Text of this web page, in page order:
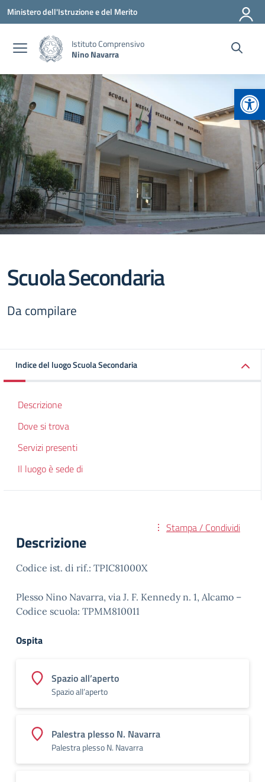
Vai ai contenuti
Vai al menu di navigazione
Vai al footer
Ministero dell'Istruzione e del Merito
Istituto Comprensivo
Nino Navarra
Scuola Secondaria
Da compilare
Indice del luogo Scuola Secondaria
Descrizione
Dove si trova
Servizi presenti
Il luogo è sede di
Stampa / Condividi
Descrizione
Codice ist. di rif.: TPIC81000X
Plesso Nino Navarra, via J. F. Kennedy n. 1, Alcamo –
Codice scuola: TPMM810011
Ospita
Spazio all’aperto
Spazio all’aperto
Palestra plesso N. Navarra
Palestra plesso N. Navarra